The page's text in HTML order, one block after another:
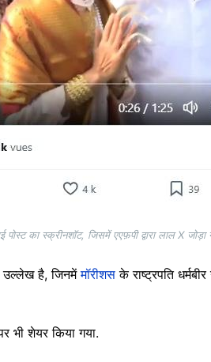
का स्क्रीनशॉट, जिसमें एएफ़पी द्वारा लाल X जोड़ा
उल्लेख है, जिनमेंमॉरीशसके राष्ट्रपति
भी शेयर किया गया.